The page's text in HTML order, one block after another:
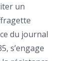
un
du journal
s’engage